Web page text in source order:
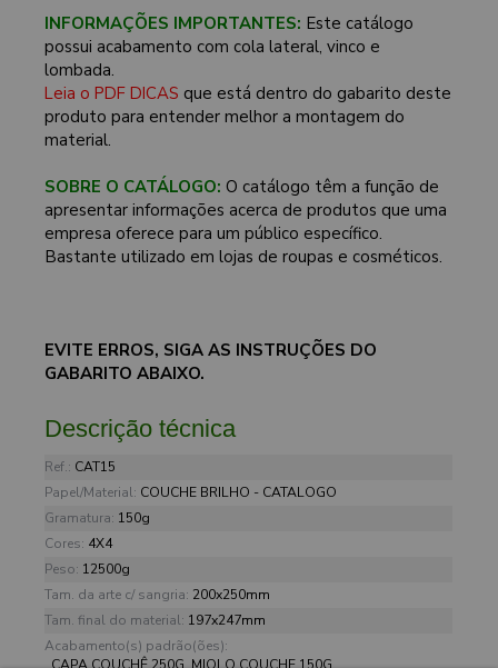
INFORMAÇÕES IMPORTANTES: Este catálogo
possui acabamento com cola lateral, vinco e
lombada.
Leia o PDF DICAS que está dentro do gabarito deste
produto para entender melhor a montagem do
material.
SOBRE O CATÁLOGO: O catálogo têm a função de
apresentar informações acerca de produtos que uma
empresa oferece para um público específico.
Bastante utilizado em lojas de roupas e cosméticos.
EVITE ERROS, SIGA AS INSTRUÇÕES DO
GABARITO ABAIXO.
Descrição técnica
Ref.: CAT15
Papel/Material: COUCHE BRILHO - CATALOGO
Gramatura: 150g
Cores: 4X4
Peso: 12500g
Tam. da arte c/ sangria: 200x250mm
Tam. final do material: 197x247mm
Acabamento(s) padrão(ões):
CAPA COUCHÊ 250G, MIOLO COUCHE 150G